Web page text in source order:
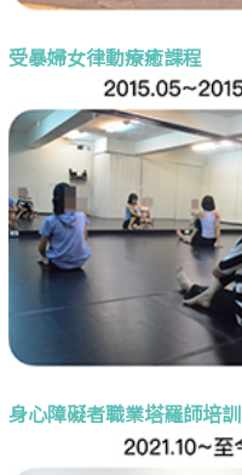
受暴婦女律動療癒課程
身心障礙者職業塔羅師培訓